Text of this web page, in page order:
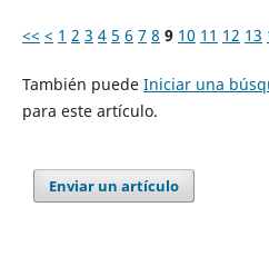
<< < 1 2 3 4 5 6 7 8 9 10 11 12 13
También puede Iniciar una
para este artículo.
Enviar un artículo